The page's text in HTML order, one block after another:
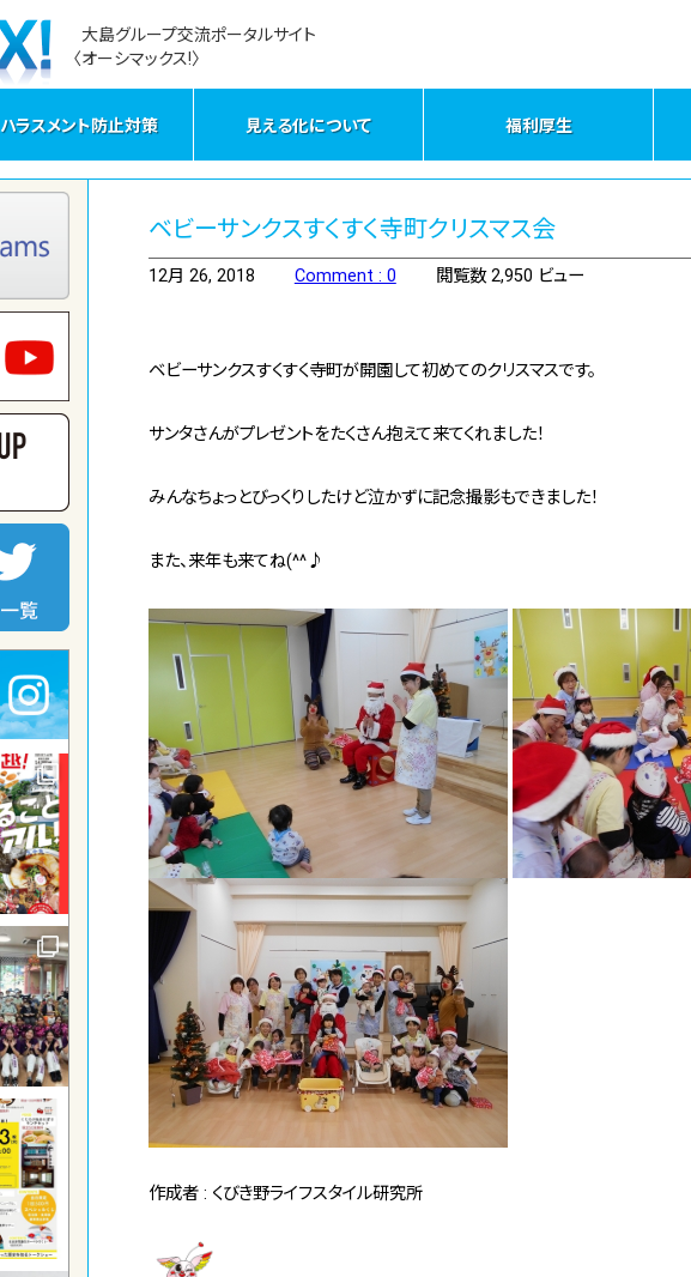
大島グループ交流ポータルサイト
〈オーシマックス!〉
ハラスメント防止対策 見える化について 福利厚生
ベビーサンクスすくすく寺町クリスマス会
12月 26, 2018 Comment : 0 閲覧数 2,950 ビュー
ベビーサンクスすくすく寺町が開園して初めてのクリスマスです。
サンタさんがプレゼントをたくさん抱えて来てくれました！
みんなちょっとびっくりしたけど泣かずに記念撮影もできました！
また、来年も来てね(^^♪
作成者 : くびき野ライフスタイル研究所